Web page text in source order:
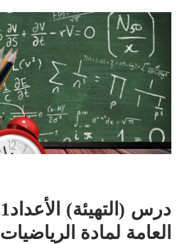
العامة لمادة الرياضيات